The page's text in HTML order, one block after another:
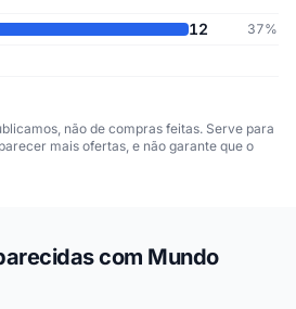
12 37%
não de compras feitas. Serve para
mais ofertas, e não garante que o
com Mundo